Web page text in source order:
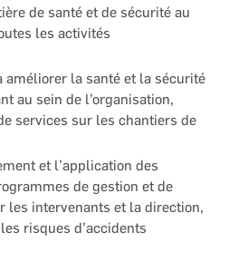
de santé et de sécurité au
les activités
améliorer la santé et la sécurité
au sein de l’organisation,
services sur les chantiers de
et l’application des
de gestion et de
les intervenants et la direction,
risques d’accidents